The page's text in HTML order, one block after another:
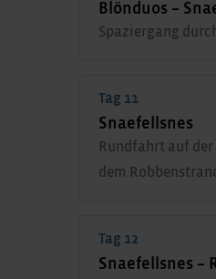
Blönduos –
Spaziergang
Tag 11
Snaefellsnes
Rundfahrt auf
dem
Tag 12
Snaefellsnes –